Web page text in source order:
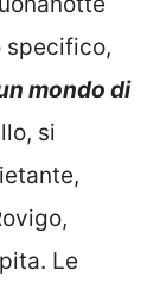
specifico,
mondo di
si
Le